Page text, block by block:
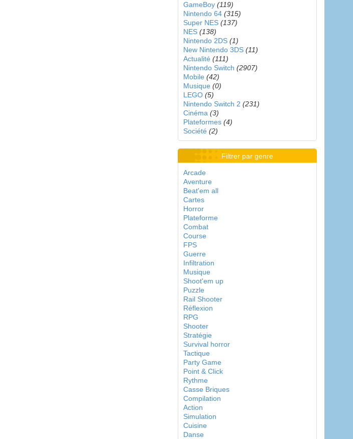
GameBoy (119)
Nintendo 64 (315)
Super NES (137)
NES (138)
Nintendo 2DS (1)
New Nintendo 3DS (11)
Actualité (111)
Nintendo Switch (2907)
Mobile (42)
Musique (0)
LEGO (5)
Nintendo Switch 2 (231)
Cinéma (3)
Plateformes (4)
Société (2)
Filtrer par genre
Arcade
Aventure
Beat'em all
Cartes
Horror
Plateforme
Combat
Course
FPS
Guerre
Infiltration
Musique
Shoot'em up
Puzzle
Rail Shooter
Réflexion
RPG
Shooter
Stratégie
Survival horror
Tactique
Party Game
Point & Click
Rythme
Casse Briques
Compilation
Action
Simulation
Cuisine
Danse